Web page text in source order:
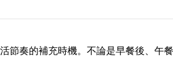
節奏的補充時機。不論是早餐後、午